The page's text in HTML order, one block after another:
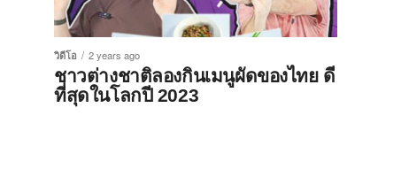
วิดีโอ 2 years ago
ชาวต่างชาติลองกินเมนูผัดของไทย ดี
ที่สุดในโลกปี 2023